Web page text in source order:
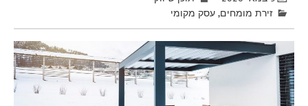
זירת מומחים,עסק מקומי